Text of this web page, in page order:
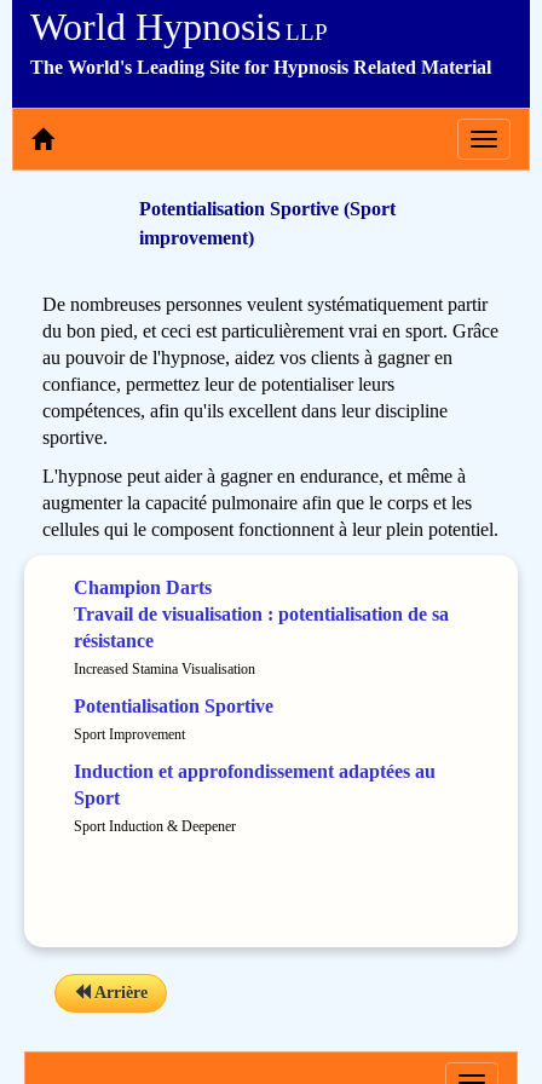
World HypnosisLLP
The World's Leading Site for Hypnosis Related Material
Toggle
Potentialisation Sportive (Sport
improvement)
De nombreuses personnes veulent systématiquement partir
du bon pied, et ceci est particulièrement vrai en sport. Grâce
au pouvoir de l'hypnose, aidez vos clients à gagner en
confiance, permettez leur de potentialiser leurs
compétences, afin qu'ils excellent dans leur discipline
sportive.
L'hypnose peut aider à gagner en endurance, et même à
augmenter la capacité pulmonaire afin que le corps et les
cellules qui le composent fonctionnent à leur plein potentiel.
Champion Darts
Travail de visualisation : potentialisation de sa
résistance
Increased Stamina Visualisation
Potentialisation Sportive
Sport Improvement
Induction et approfondissement adaptées au
Sport
Sport Induction & Deepener
Arrière